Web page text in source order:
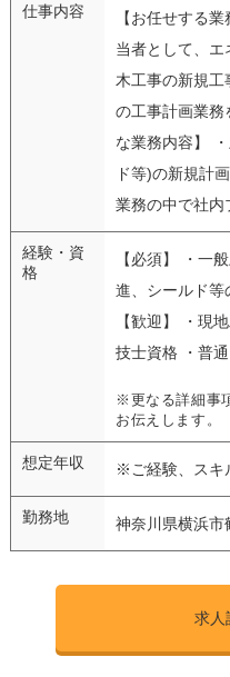
仕事内容
【お任せする
当者として、
木工事の新規
の工事計画業務
な業務内容】
ド等)の新規計
業務の中で社内
経験・資
格
【必須】 ・一
進、シールド等
【歓迎】 ・現
技士資格 ・普
※更なる詳細事
お伝えします。
想定年収 ※ご経験、スキ
勤務地 神奈川県横浜市
求人